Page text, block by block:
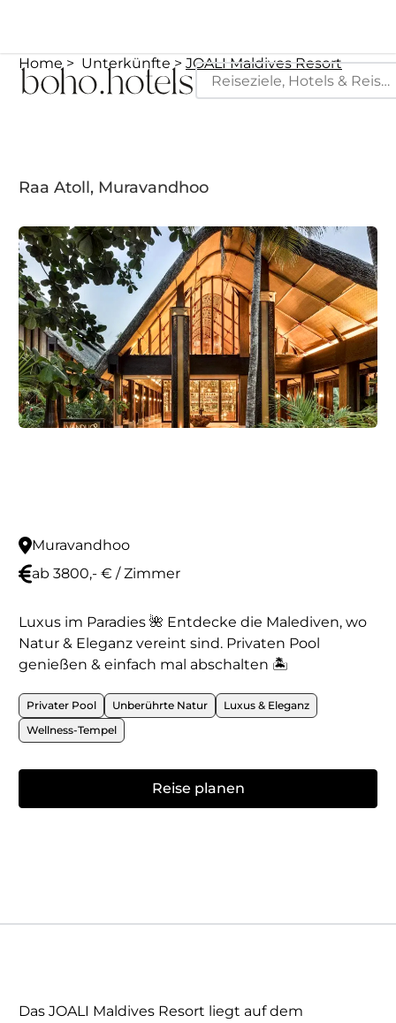
Home Unterkünfte JOALI Maldives Resort
Raa Atoll, Muravandhoo
Muravandhoo
ab 3800,- € / Zimmer
Luxus im Paradies 🌺 Entdecke die Malediven, wo
Natur & Eleganz vereint sind. Privaten Pool
genießen & einfach mal abschalten 🏝️
Privater Pool Unberührte Natur
Luxus & Eleganz
Wellness-Tempel
Reise planen
Das JOALI Maldives Resort liegt auf dem